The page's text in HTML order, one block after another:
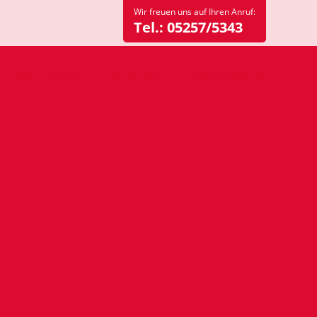
Wir freuen uns auf Ihren Anruf:
Tel.: 05257/5343